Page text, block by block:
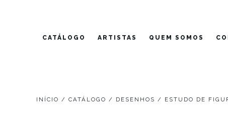
CATÁLOGO ARTISTAS QUEM SOMOS
INÍCIO / CATÁLOGO / DESENHOS / ESTUDO DE